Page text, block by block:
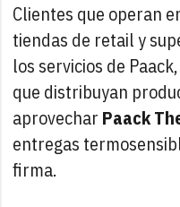
Clientes que operan
tiendas de retail y
los servicios de
que distribuyan
aprovechar Paack
entregas
firma.